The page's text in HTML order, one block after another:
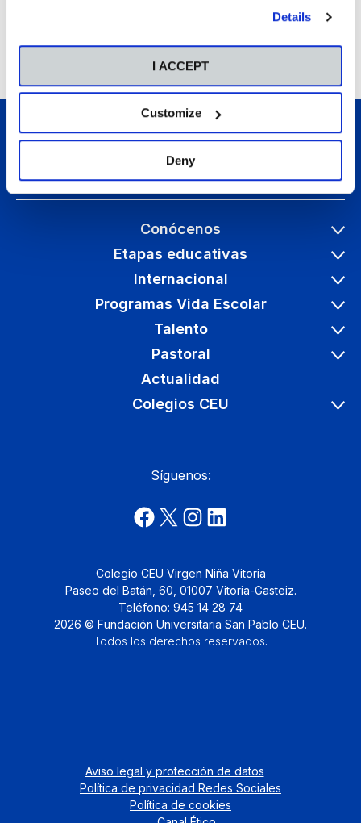
Details
I ACCEPT
Customize
Deny
Acciones sociales y voluntariado.
Conócenos
Etapas educativas
Internacional
Programas Vida Escolar
Talento
Pastoral
Actualidad
Colegios CEU
Síguenos:
Colegio CEU Virgen Niña Vitoria
Paseo del Batán, 60, 01007 Vitoria-Gasteiz.
Teléfono: 945 14 28 74
2026 © Fundación Universitaria San Pablo CEU.
Todos los derechos reservados.
Aviso legal y protección de datos
Política de privacidad Redes Sociales
Política de cookies